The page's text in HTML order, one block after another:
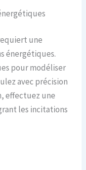
une
énergétiques.
pour modéliser
avec précision
effectuez une
les incitations